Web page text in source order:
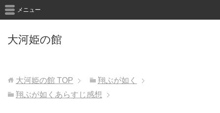
大河姫の館
メニュー
大河姫の館 TOP
翔ぶが如く
翔ぶが如くあらすじ感想